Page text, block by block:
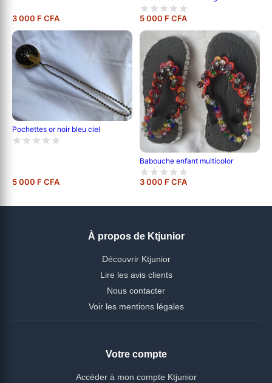
3 000 F CFA 5 000 F CFA
Pochettes or noir bleu ciel
5 000 F CFA
Babouche enfant multicolor
3 000 F CFA
À propos de Ktjunior
Découvrir Ktjunior
Lire les avis clients
Nous contacter
Voir les mentions légales
Votre compte
Accéder à mon compte Ktjunior